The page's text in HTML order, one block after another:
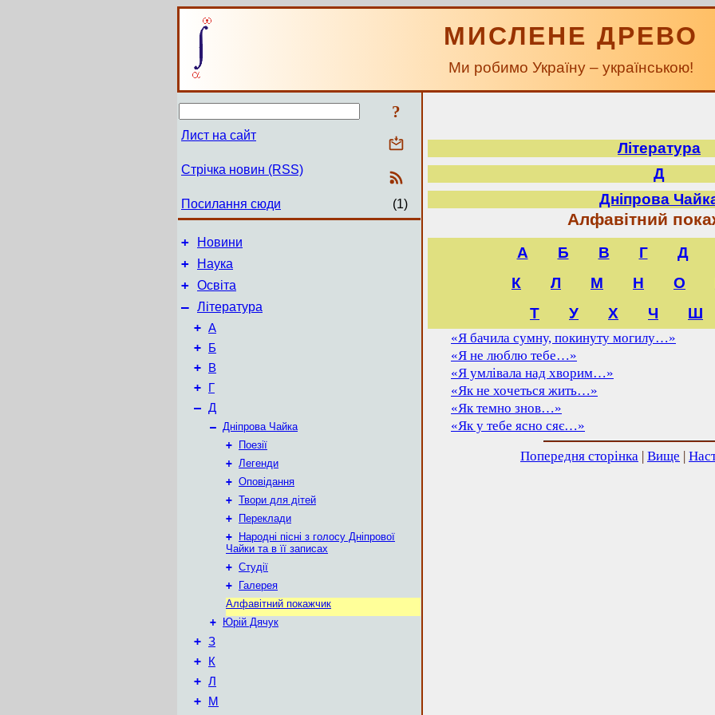
МИСЛЕНЕ ДРЕВО
Ми робимо Україну – українською!
?
Лист на сайт
Стрічка новин (RSS)
Посилання сюди (1)
+ Новини
+ Наука
+ Освіта
– Література
+ А
+ Б
+ В
+ Г
– Д
– Дніпрова Чайка
+
Поезії
+ Легенди
+ Оповідання
+ Твори для дітей
+
Переклади
+
Народні пісні з голосу Дніпрової
Чайки та в її записах
+ Студії
+
Галерея
Алфавітний покажчик
+
Юрій Дячук
+ З
+ К
+ Л
+ М
Література
Д
Дніпрова
Алфавітний
А Б В Г Д
К
Л М Н О
Т
У Х Ч Ш
«Я бачила сумну, покинуту могилу…»
«Я не люблю тебе…»
«Я умлівала над хворим…»
«Як не хочеться жить…»
«Як темно знов…»
«Як у тебе ясно сяє…»
Попередня сторінка | Вище |